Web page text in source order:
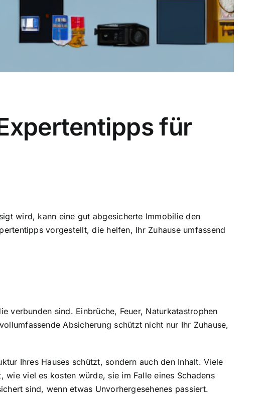
für
wird, kann eine gut abgesicherte Immobilie den
vorgestellt, die helfen, Ihr Zuhause umfassend
verbunden sind. Einbrüche, Feuer, Naturkatastrophen
Absicherung schützt nicht nur Ihr Zuhause,
Ihres Hauses schützt, sondern auch den Inhalt. Viele
wie viel es kosten würde, sie im Falle eines Schadens
sind, wenn etwas Unvorhergesehenes passiert.